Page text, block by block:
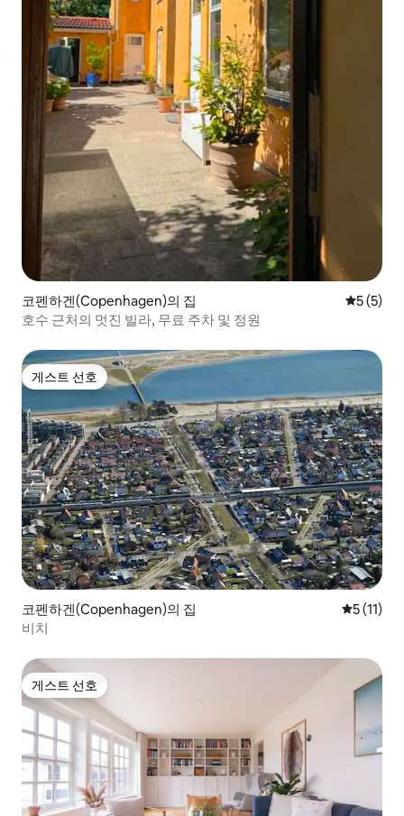
코펜하겐(Copenhagen)의 집 평점 5점
5 (5)
호수 근처의 멋진 빌라, 무료 주차 및 정원
게스트 선호
게스트 선호
코펜하겐(Copenhagen)의 집 평점 5점
5 (11)
비치
게스트 선호
게스트 선호